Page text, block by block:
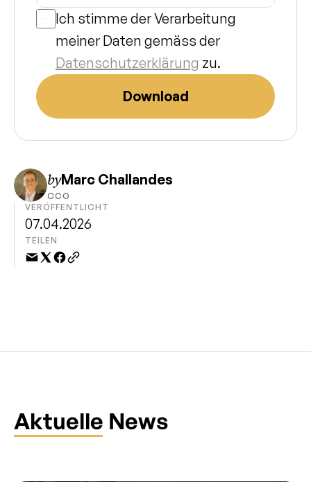
Ich stimme der Verarbeitung
Datenschutzerklärung zu.
Download
byMarc Challandes
CCO
VERÖFFENTLICHT
07.04.2026
TEILEN
Aktuelle News